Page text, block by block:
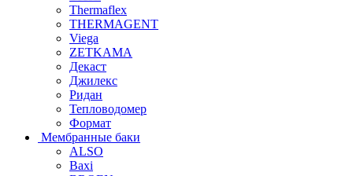
Thermaflex
THERMAGENT
Viega
ZETKAMA
Декаст
Джилекс
Ридан
Тепловодомер
Формат
Мембранные баки
ALSO
Baxi